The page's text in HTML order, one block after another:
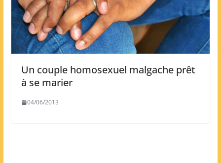
Un couple homosexuel malgache prêt
à se marier
04/06/2013